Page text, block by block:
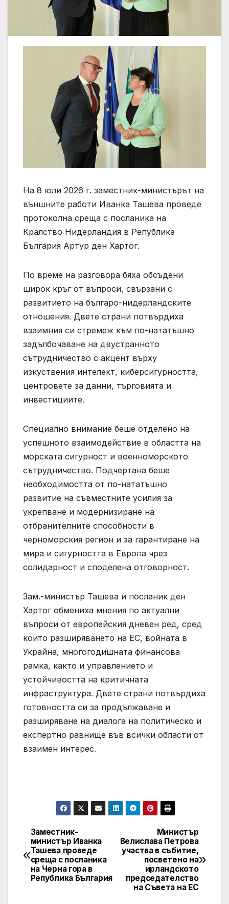
На 8 юли 2026 г. заместник-министърът на
външните работи Иванка Ташева проведе
протоколна среща с посланика на
Кралство Нидерландия в Република
България Артур ден Хартог.
По време на разговора бяха обсъдени
широк кръг от въпроси, свързани с
развитието на българо-нидерландските
отношения. Двете страни потвърдиха
взаимния си стремеж към по-нататъшно
задълбочаване на двустранното
сътрудничество с акцент върху
изкуствения интелект, киберсигурността,
центровете за данни, търговията и
инвестициите.
Специално внимание беше отделено на
успешното взаимодействие в областта на
морската сигурност и военноморското
сътрудничество. Подчертана беше
необходимостта от по-нататъшно
развитие на съвместните усилия за
укрепване и модернизиране на
отбранителните способности в
черноморския регион и за гарантиране на
мира и сигурността в Европа чрез
солидарност и споделена отговорност.
Зам.-министър Ташева и посланик ден
Хартог обмениха мнения по актуални
въпроси от европейския дневен ред, сред
които разширяването на ЕС, войната в
Украйна, многогодишната финансова
рамка, както и управлението и
устойчивостта на критичната
инфраструктура. Двете страни потвърдиха
готовността си за продължаване и
разширяване на диалога на политическо и
експертно равнище във всички области от
взаимен интерес.
Post
navigation
Министър
Велислава Петрова
участва в събитие,
посветено на
ирландското
председателство
на Съвета на ЕС
Заместник-
министър Иванка
Ташева проведе
среща с посланика
на Черна гора в
Република България